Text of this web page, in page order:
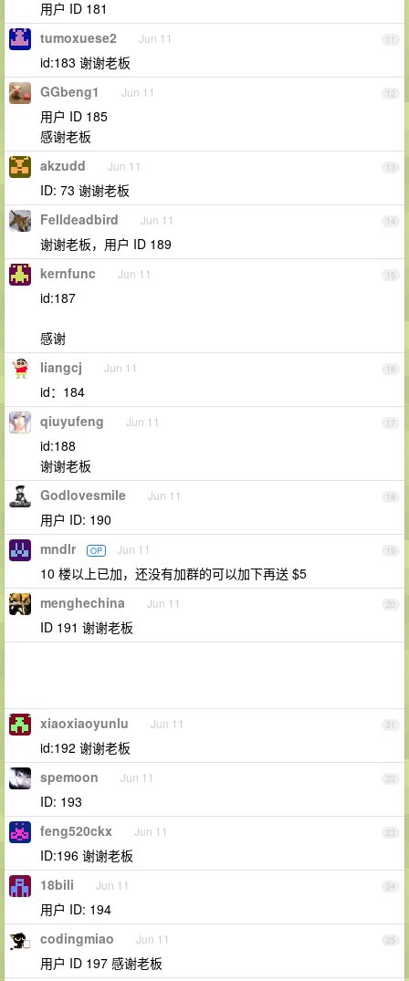
用户 ID 181
11
tumoxuese2 Jun 11
id:183 谢谢老板
12
GGbeng1 Jun 11
用户 ID 185
感谢老板
13
akzudd Jun 11
ID: 73 谢谢老板
14
Felldeadbird Jun 11
谢谢老板，用户 ID 189
15
kernfunc Jun 11
id:187
感谢
16
liangcj Jun 11
id：184
17
qiuyufeng Jun 11
id:188
谢谢老板
18
Godlovesmile Jun 11
用户 ID: 190
19
mndlr OP Jun 11
10 楼以上已加，还没有加群的可以加下再送 $5
20
menghechina Jun 11
ID 191 谢谢老板
21
xiaoxiaoyunlu Jun 11
id:192 谢谢老板
22
spemoon Jun 11
ID: 193
23
feng520ckx Jun 11
ID:196 谢谢老板
24
18bili Jun 11
用户 ID: 194
25
codingmiao Jun 11
用户 ID 197 感谢老板